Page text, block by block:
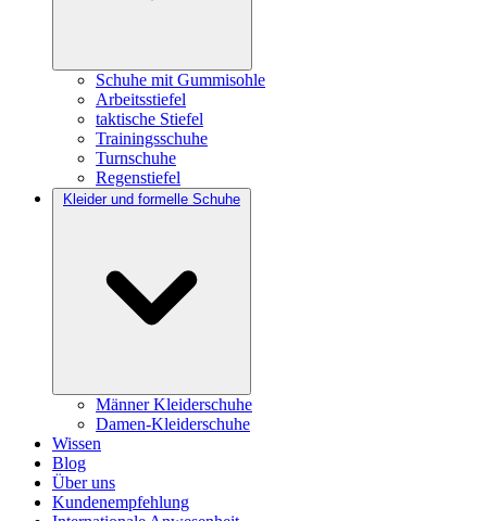
Schuhe mit Gummisohle
Arbeitsstiefel
taktische Stiefel
Trainingsschuhe
Turnschuhe
Regenstiefel
Kleider und formelle Schuhe
Männer Kleiderschuhe
Damen-Kleiderschuhe
Wissen
Blog
Über uns
Kundenempfehlung